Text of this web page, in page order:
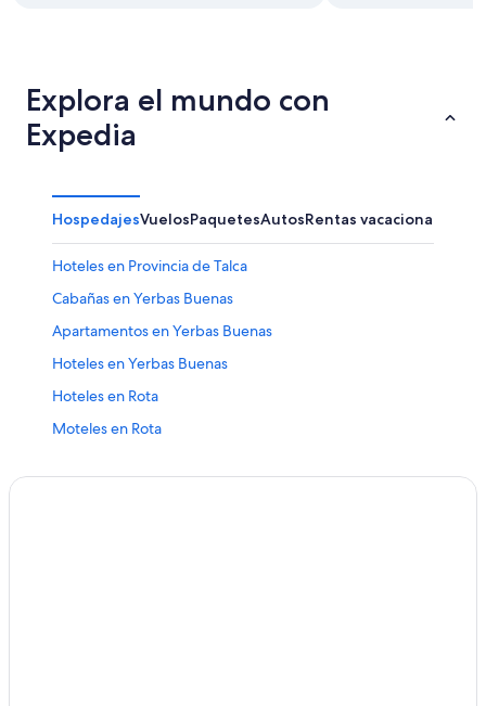
Explora el mundo con
Expedia
HospedajesVuelosPaquetesAutosRentas vacacionales
Hoteles en Provincia de Talca
Cabañas en Yerbas Buenas
Apartamentos en Yerbas Buenas
Hoteles en Yerbas Buenas
Hoteles en Rota
Moteles en Rota